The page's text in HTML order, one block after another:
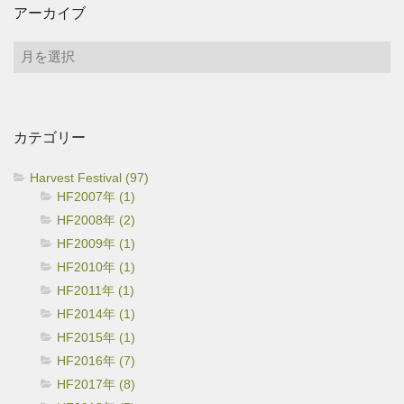
アーカイブ
ア
ブ
カテゴリー
Harvest Festival (97)
HF2007年 (1)
HF2008年 (2)
HF2009年 (1)
HF2010年 (1)
HF2011年 (1)
HF2014年 (1)
HF2015年 (1)
HF2016年 (7)
HF2017年 (8)